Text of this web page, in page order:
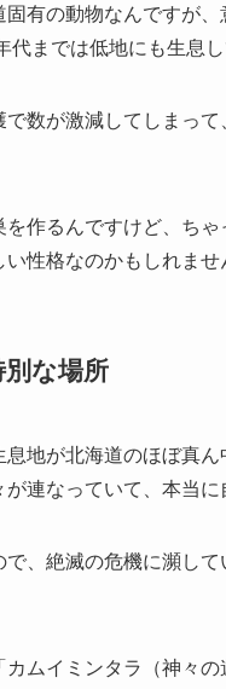
有の動物なんですが
までは低地にも生息
数が激減してしまっ
作るんですけど、ち
性格なのかもしれませ
な場所
地が北海道のほぼ真
連なっていて、本当に
、絶滅の危機に瀕し
ムイミンタラ（神々